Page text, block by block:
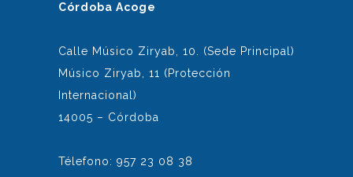
Córdoba Acoge
Calle Músico Ziryab, 10. (Sede Principal)
Músico Ziryab, 11 (Protección
Internacional)
14005 – Córdoba
Télefono: 957 23 08 38